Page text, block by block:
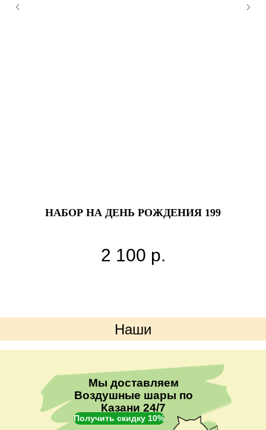
НАБОР НА ДЕНЬ РОЖДЕНИЯ 199
2 100 р.
Наши
преимущества
Мы доставляем
Воздушные шары по
Казани 24/7
Получить скидку 10%